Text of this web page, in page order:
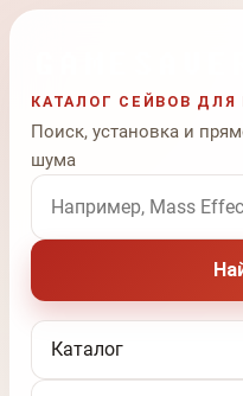
КАТАЛОГ СЕЙВОВ ДЛЯ
Поиск, установка и
шума
Поиск по названию игры
Каталог